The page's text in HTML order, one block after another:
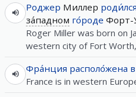
Роджер Миллер роди́лся
за́падном го́роде Форт-
Roger Miller was born on
western city of Fort
Фра́нция располо́жена в
France is in western